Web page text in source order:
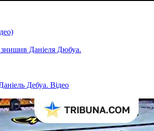
Дебуа. Відео